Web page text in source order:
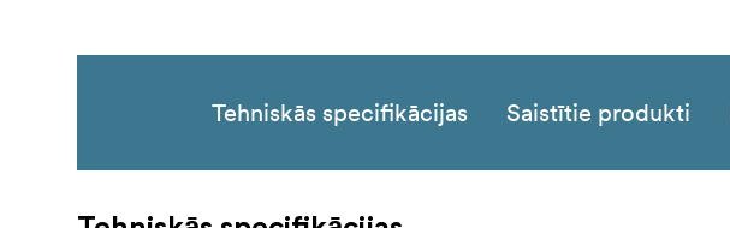
Tehniskās specifikācijas Saistītie produkti